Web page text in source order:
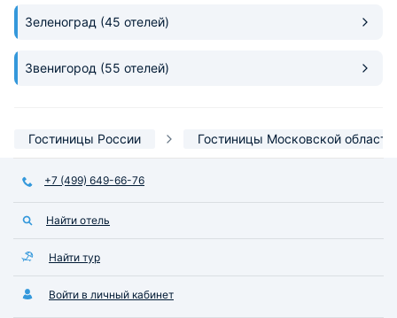
Зеленоград (45 отелей)
Звенигород (55 отелей)
Гостиницы России Гостиницы Московской области
+7 (499) 649-66-76
Найти отель
Найти тур
Войти в личный кабинет